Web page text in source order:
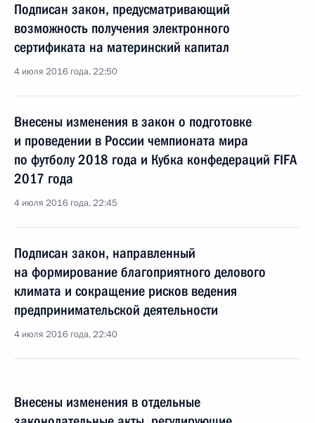
Подписан закон, предусматривающий
возможность получения электронного
сертификата на материнский капитал
4 июля 2016 года, 22:50
Внесены изменения в закон о подготовке
и проведении в России чемпионата мира
по футболу 2018 года и Кубка конфедераций FIFA
2017 года
4 июля 2016 года, 22:45
Подписан закон, направленный
на формирование благоприятного делового
климата и сокращение рисков ведения
предпринимательской деятельности
4 июля 2016 года, 22:40
Внесены изменения в отдельные